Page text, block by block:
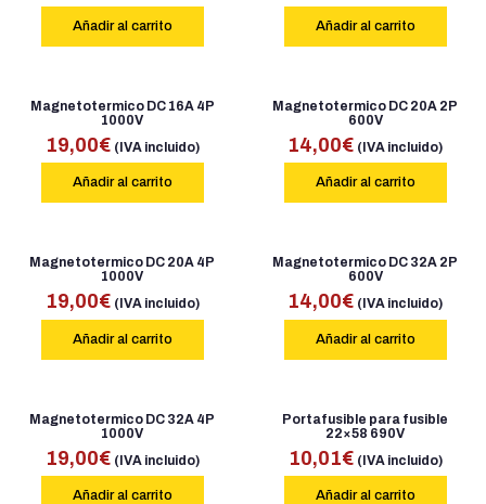
Añadir al carrito Añadir al carrito
Magnetotermico DC 16A 4P
1000V
19,00€ (IVA incluido)
Añadir al carrito
Magnetotermico DC 20A 2P
600V
14,00€ (IVA incluido)
Añadir al carrito
Magnetotermico DC 20A 4P
1000V
19,00€ (IVA incluido)
Añadir al carrito
Magnetotermico DC 32A 2P
600V
14,00€ (IVA incluido)
Añadir al carrito
Magnetotermico DC 32A 4P
1000V
19,00€ (IVA incluido)
Añadir al carrito
Portafusible para fusible
22×58 690V
10,01€ (IVA incluido)
Añadir al carrito